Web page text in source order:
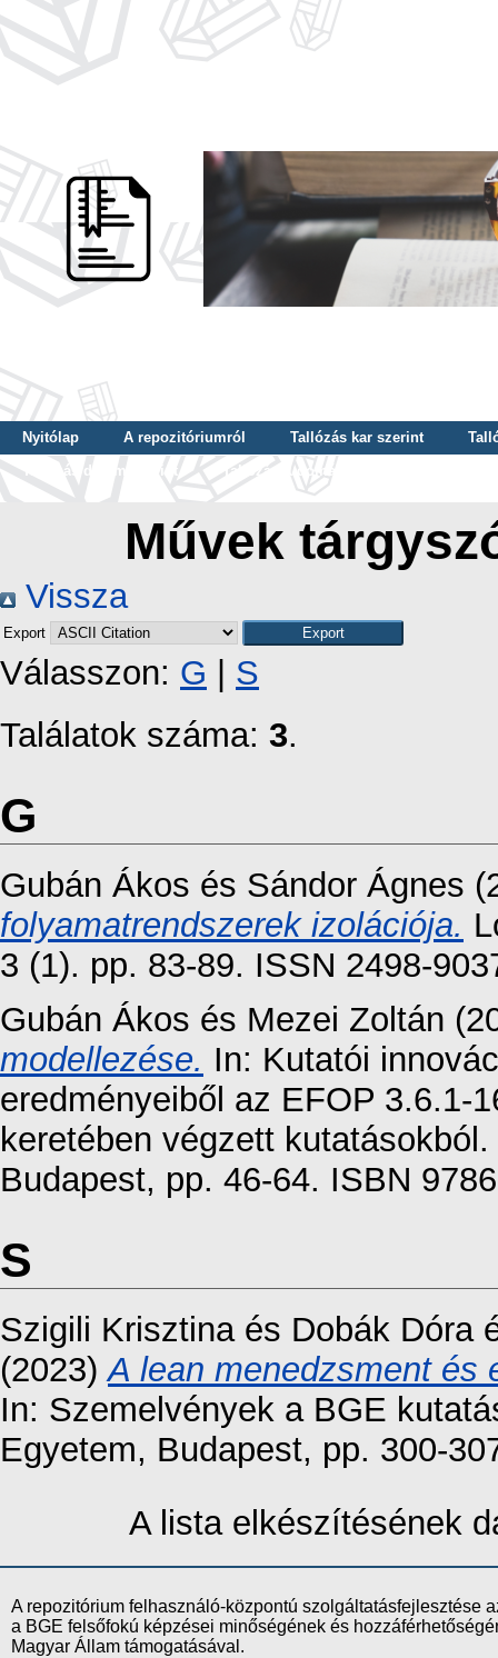
Nyitólap A repozitóriumról Tallózás kar szerint
Tallózás dátum szerint
Tallózás tudományterület szerint
Művek
Vissza
Export
Válasszon: G
S
Találatok száma: 3.
G
Gubán Ákos és Sándor Ágnes
folyamatrendszerek izolációja.
3 (1). pp. 83-89. ISSN 2498-
Gubán Ákos és Mezei Zoltán
modellezése. In: Kutatói
eredményeiből az EFOP 3.6.1-
keretében végzett
Budapest, pp. 46-64. ISBN
S
Szigili Krisztinaés Dobák Dóra
(2023)A lean menedzsment és
In: Szemelvények a BGE
Egyetem, Budapest, pp. 300-
A lista elkészítésének
A repozitórium felhasználó-központú szolgáltatásfejlesztése
a BGE felsőfokú képzései minőségének és
Magyar Állam támogatásával.